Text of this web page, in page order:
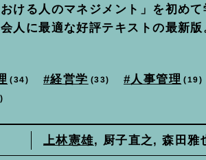
おける人のマネジメント」を初め
人に最適な好評テキストの最新版
34 経営学 33 人事管理 19
上林憲雄, 厨子直之, 森田雅